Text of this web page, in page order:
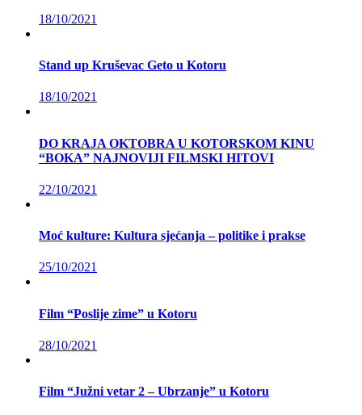
18/10/2021
Stand up Kruševac Geto u Kotoru
18/10/2021
DO KRAJA OKTOBRA U KOTORSKOM KINU
“BOKA” NAJNOVIJI FILMSKI HITOVI
22/10/2021
Moć kulture: Kultura sjećanja – politike i prakse
25/10/2021
Film “Poslije zime” u Kotoru
28/10/2021
Film “Južni vetar 2 – Ubrzanje” u Kotoru